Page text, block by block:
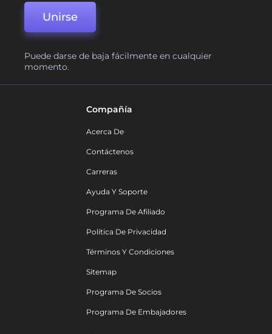
Unirse
Puede darse de baja fácilmente en cualquier
momento.
Compañía
Acerca De
Contáctenos
Carreras
Ayuda Y Soporte
Programa De Afiliado
Política De Privacidad
Términos Y Condiciones
Sitemap
Programa De Socios
Programa De Embajadores